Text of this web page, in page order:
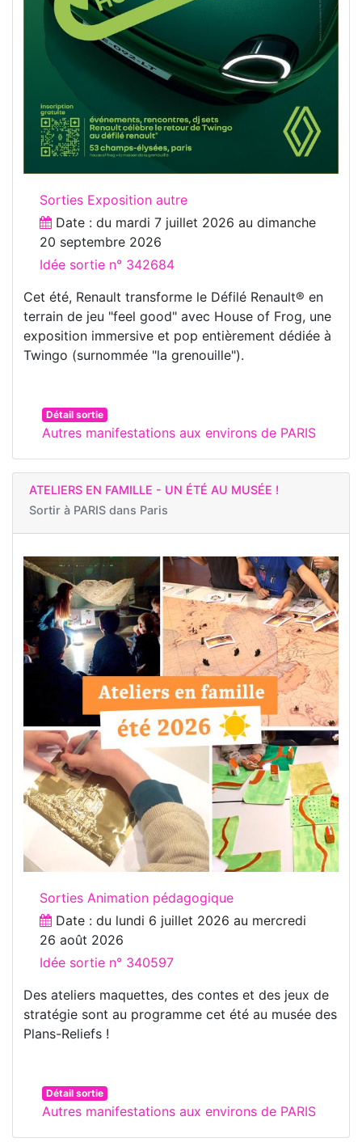
Sorties Exposition autre
Date : du mardi 7 juillet 2026 au dimanche
20 septembre 2026
Idée sortie n° 342684
Cet été, Renault transforme le Défilé Renault® en
terrain de jeu "feel good" avec House of Frog, une
exposition immersive et pop entièrement dédiée à
Twingo (surnommée "la grenouille").
Détail sortie
Autres manifestations aux environs de PARIS
ATELIERS EN FAMILLE - UN ÉTÉ AU MUSÉE !
Sortir à PARIS dans Paris
Sorties Animation pédagogique
Date : du lundi 6 juillet 2026 au mercredi
26 août 2026
Idée sortie n° 340597
Des ateliers maquettes, des contes et des jeux de
stratégie sont au programme cet été au musée des
Plans-Reliefs !
Détail sortie
Autres manifestations aux environs de PARIS